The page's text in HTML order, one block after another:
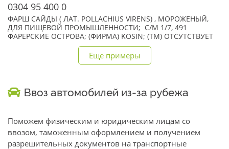
0304 95 400 0
ФАРШ САЙДЫ ( ЛАТ. POLLACHIUS VIRENS) , МОРОЖЕНЫЙ,
ДЛЯ ПИЩЕВОЙ ПРОМЫШЛЕННОСТИ; С/М 1/7, 491
ФАРЕРСКИЕ ОСТРОВА; (ФИРМА) KOSIN; (TM) ОТСУТСТВУЕТ
Еще примеры
Ввоз автомобилей из-за рубежа
Поможем физическим и юридическим лицам со
ввозом, таможенным оформлением и получением
разрешительных документов на транспортные